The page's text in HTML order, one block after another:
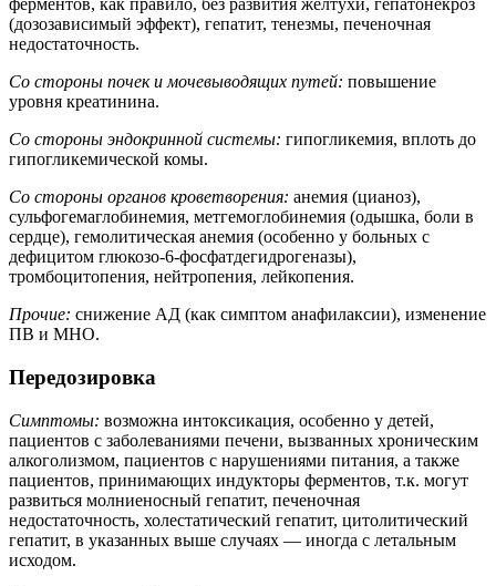
ферментов, как правило, без развития желтухи, гепатонекроз
(дозозависимый эффект), гепатит, тенезмы, печеночная
недостаточность.
Со стороны почек и мочевыводящих путей: повышение
уровня креатинина.
Со стороны эндокринной системы: гипогликемия, вплоть до
гипогликемической комы.
Со стороны органов кроветворения: анемия (цианоз),
сульфогемаглобинемия, метгемоглобинемия (одышка, боли в
сердце), гемолитическая анемия (особенно у больных с
дефицитом глюкозо-6-фосфатдегидрогеназы),
тромбоцитопения, нейтропения, лейкопения.
Прочие: снижение АД (как симптом анафилаксии), изменение
ПВ и MHO.
Передозировка
Симптомы: возможна интоксикация, особенно у детей,
пациентов с заболеваниями печени, вызванных хроническим
алкоголизмом, пациентов с нарушениями питания, а также
пациентов, принимающих индукторы ферментов, т.к. могут
развиться молниеносный гепатит, печеночная
недостаточность, холестатический гепатит, цитолитический
гепатит, в указанных выше случаях — иногда с летальным
исходом.